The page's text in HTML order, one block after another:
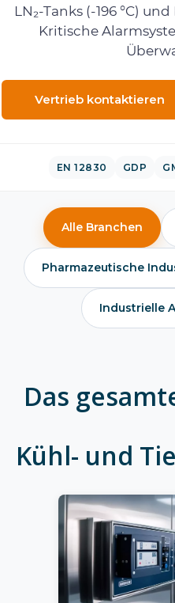
LN₂-Tanks (-196 °C)
Kritische
Vertrieb kontaktieren
EN 12830 GDP
Alle Branchen
Pharmazeutische
Industrielle
Das
Kühl- und